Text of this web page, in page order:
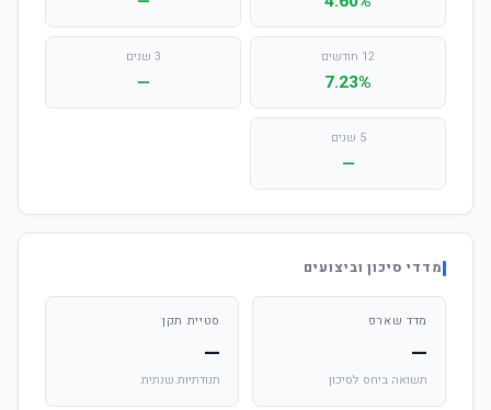
12 חודשים
7.23%
3 שנים
—
5 שנים
—
מדדי סיכון וביצועים
מדד שארפ
—
תשואה ביחס לסיכון
סטיית תקן
—
תנודתיות שנתית